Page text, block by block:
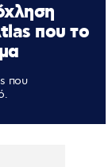
που το
που